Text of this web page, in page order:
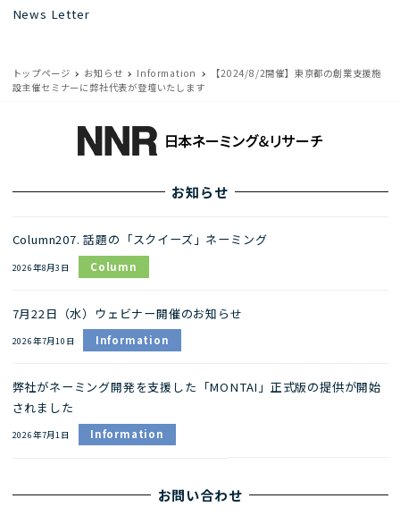
News Letter
トップページ お知らせ Information
【2024/8/2開催】東京都の創業支援施
設主催セミナーに弊社代表が登壇いたします
お知らせ
Column207. 話題の「スクイーズ」ネーミング
2026年8月3日 Column
7月22日（水）ウェビナー開催のお知らせ
2026年7月10日 Information
弊社がネーミング開発を支援した「MONTAI」正式版の提供が開始
されました
2026年7月1日 Information
お問い合わせ